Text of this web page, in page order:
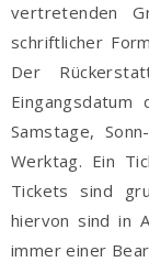
vertretenden
schriftlicher
Der
Samstage,
Werktag. Ein
Tickets sind
hiervon sind in
immer einer